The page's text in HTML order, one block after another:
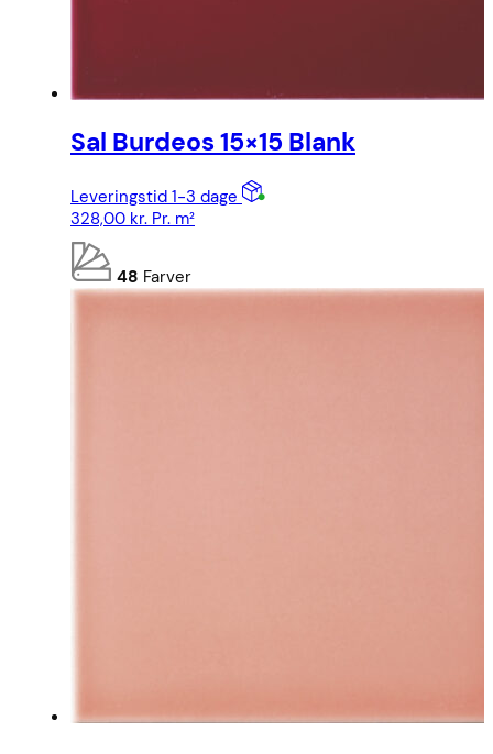
Sal Burdeos 15×15 Blank
Leveringstid 1-3 dage
328,00 kr. Pr. m²
48 Farver